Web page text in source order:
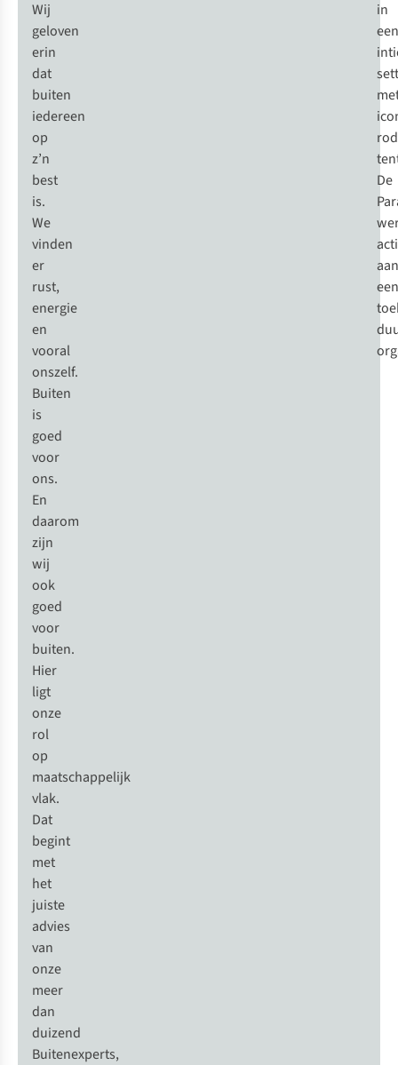
Wij
geloven
erin
dat
buiten
iedereen
op
z’n
best
is.
We
vinden
er
rust,
energie
en
vooral
onszelf.
Buiten
is
goed
voor
ons.
En
daarom
zijn
wij
ook
goed
voor
buiten.
Hier
ligt
onze
rol
op
maatschappelijk
vlak.
Dat
begint
met
het
juiste
advies
van
onze
meer
dan
duizend
Buitenexperts,
in
een
De
aan
een